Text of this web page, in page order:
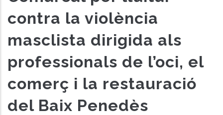
contra la violència
masclista dirigida als
professionals de l’oci, el
comerç i la restauració
del Baix Penedès